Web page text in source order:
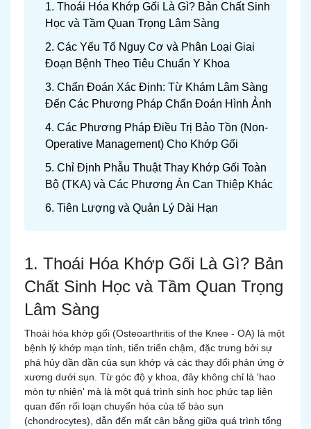
1. Thoái Hóa Khớp Gối Là Gì? Bản Chất Sinh
Học và Tầm Quan Trọng Lâm Sàng
2. Các Yếu Tố Nguy Cơ và Phân Loại Giai
Đoạn Bệnh Theo Tiêu Chuẩn Y Khoa
3. Chẩn Đoán Xác Định: Từ Khám Lâm Sàng
Đến Các Phương Pháp Chẩn Đoán Hình Ảnh
4. Các Phương Pháp Điều Trị Bảo Tồn (Non-
Operative Management) Cho Khớp Gối
5. Chỉ Định Phẫu Thuật Thay Khớp Gối Toàn
Bộ (TKA) và Các Phương Án Can Thiệp Khác
6. Tiên Lượng và Quản Lý Dài Hạn
1. Thoái Hóa Khớp Gối Là Gì? Bản
Chất Sinh Học và Tầm Quan Trọng
Lâm Sàng
Thoái hóa khớp gối (Osteoarthritis of the Knee - OA) là một
bệnh lý khớp mạn tính, tiến triển chậm, đặc trưng bởi sự
phá hủy dần dần của sụn khớp và các thay đổi phản ứng ở
xương dưới sụn. Từ góc độ y khoa, đây không chỉ là 'hao
mòn tự nhiên' mà là một quá trình sinh học phức tạp liên
quan đến rối loạn chuyển hóa của tế bào sụn
(chondrocytes), dẫn đến mất cân bằng giữa quá trình tổng